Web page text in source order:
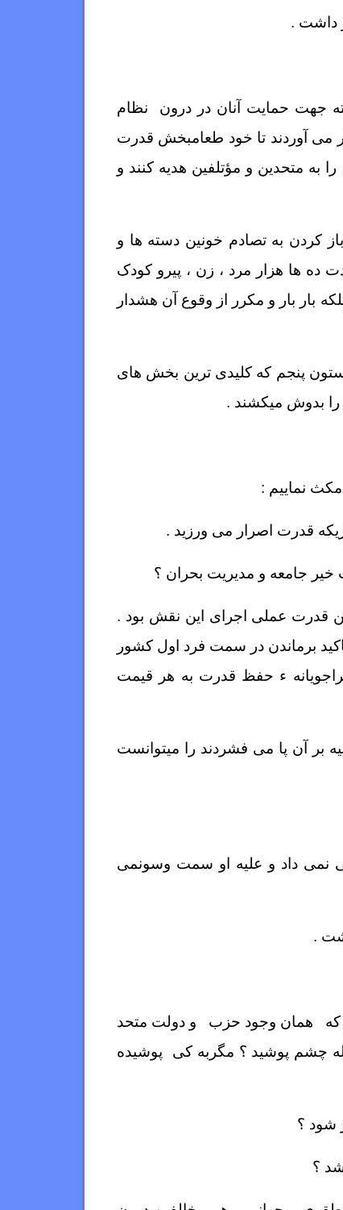
داشت .
جهت حمایت آنان در درون نظام
می آوردند تا خود طعامبخش قدرت
به متحدین و مؤتلفین هدیه کنند و
باز کردن به تصادم خونین دسته ها و
ها هزار مرد ، زن ، پیرو کودک
بار بار و مکرر از وقوع آن هشدار
ستون پنجم که کلیدی ترین بخش های
را بدوش میکشند .
مکث نماییم :
قدرت اصرار می ورزید .
جامعه و مدیریت بحران ؟
قدرت عملی اجرای این نقش بود .
برماندن در سمت فرد اول کشور
ء حفظ قدرت به هر قیمت
بر آن پا می فشردند را میتوانست
نمی داد و علیه او سمت وسونمی
.
که همان وجود حزب و دولت متحد
چشم پوشید ؟ مگربه کی پوشیده
شود ؟
؟